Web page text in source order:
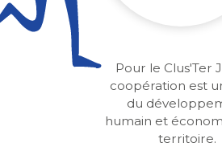
Pour le Clus'Ter
coopération est
du
humain et
territoire.